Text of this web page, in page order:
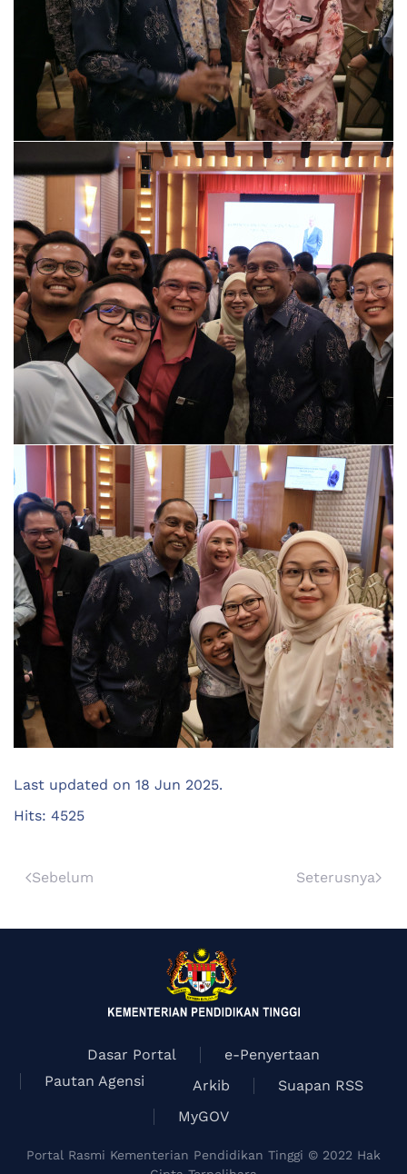
Last updated on 18 Jun 2025.
Hits: 4525
Sebelum Seterusnya
Dasar Portal
e-Penyertaan
Pautan Agensi
Arkib
Suapan RSS
MyGOV
Portal Rasmi Kementerian Pendidikan Tinggi © 2022 Hak